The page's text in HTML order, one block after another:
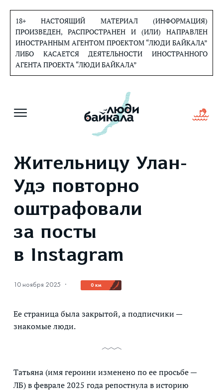
содержанию
18+ НАСТОЯЩИЙ МАТЕРИАЛ (ИНФОРМАЦИЯ)
ПРОИЗВЕДЕН, РАСПРОСТРАНЕН И (ИЛИ) НАПРАВЛЕН
ИНОСТРАННЫМ АГЕНТОМ ПРОЕКТОМ “ЛЮДИ БАЙКАЛА”
ЛИБО КАСАЕТСЯ ДЕЯТЕЛЬНОСТИ ИНОСТРАННОГО
АГЕНТА ПРОЕКТА “ЛЮДИ БАЙКАЛА”
Жительницу Улан-
Удэ повторно
оштрафовали
за посты
в Instagram
10 ноября 2025 · 0 км
Ее страница была закрытой, а подписчики —
знакомые люди.
Татьяна (имя героини изменено по ее просьбе —
ЛБ) в феврале 2025 года репостнула в историю